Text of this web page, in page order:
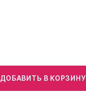
ДОБАВИТЬ В КОРЗИНУ